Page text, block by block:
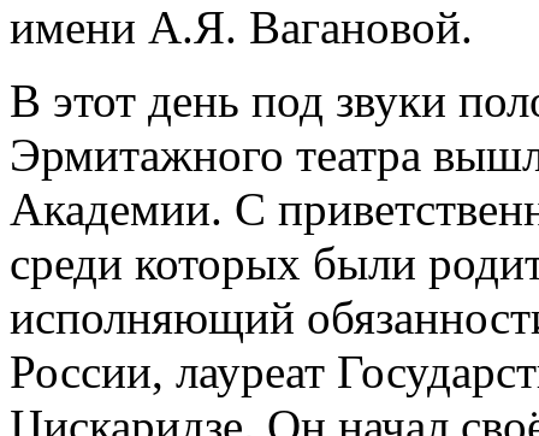
имени А.Я. Вагановой.
В этот день под звуки
Эрмитажного театра
Академии. С
среди которых были
исполняющий
России, лауреат